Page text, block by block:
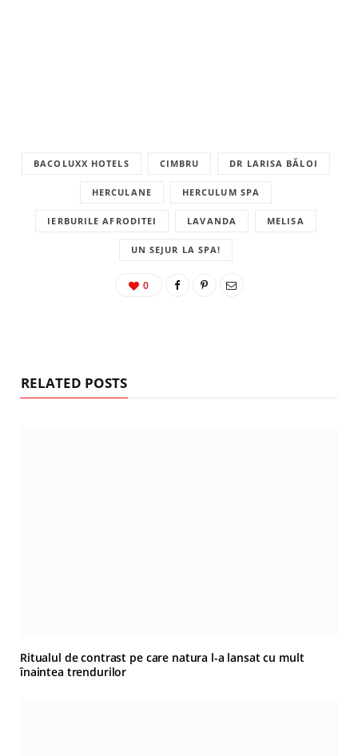
BACOLUXX HOTELS CIMBRU DR LARISA BĂLOI
HERCULANE HERCULUM SPA
IERBURILE AFRODITEI LAVANDA MELISA
UN SEJUR LA SPA!
0
RELATED POSTS
Ritualul de contrast pe care natura l-a lansat cu mult
înaintea trendurilor